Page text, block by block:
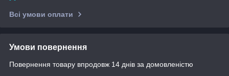
Всі умови оплати
Умови повернення
Повернення товару впродовж 14 днів за домовленістю